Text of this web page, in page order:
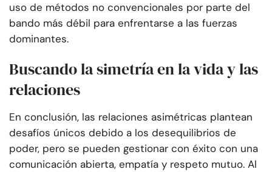
uso de métodos no convencionales por parte del
bando más débil para enfrentarse a las fuerzas
dominantes.
Buscando la simetría en la vida y las
relaciones
En conclusión, las relaciones asimétricas plantean
desafíos únicos debido a los desequilibrios de
poder, pero se pueden gestionar con éxito con una
comunicación abierta, empatía y respeto mutuo. Al